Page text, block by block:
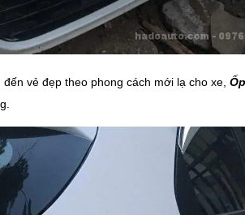
vẻ đẹp theo phong cách mới lạ cho xe,